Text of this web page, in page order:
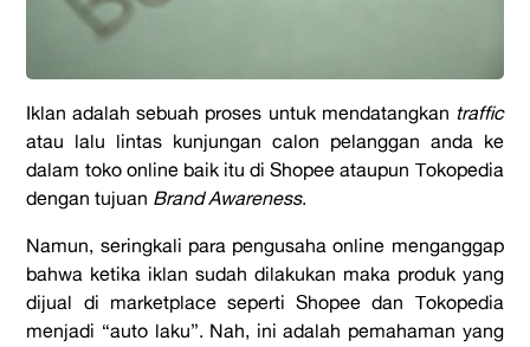
Iklan adalah sebuah proses untuk mendatangkan traffic
atau lalu lintas kunjungan calon pelanggan anda ke
dalam toko online baik itu di Shopee ataupun Tokopedia
dengan tujuan Brand Awareness.
Namun, seringkali para pengusaha online menganggap
bahwa ketika iklan sudah dilakukan maka produk yang
dijual di marketplace seperti Shopee dan Tokopedia
menjadi “auto laku”. Nah, ini adalah pemahaman yang